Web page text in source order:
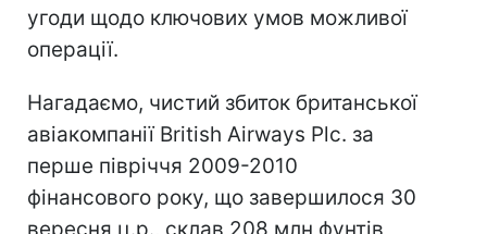
угоди щодо ключових умов можливої
операції.
Нагадаємо, чистий збиток британської
авіакомпанії British Airways Plc. за
перше півріччя 2009-2010
фінансового року, що завершилося 30